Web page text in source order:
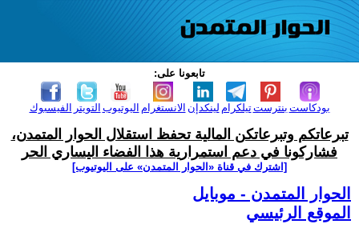
تابعونا على:
الفيسبوك التويتر اليوتيوب الانستغرام لينكدإن تيلكرامبنترست بودكاست
تبرعاتكم وتبرعاتكن المالية تحفظ استقلال الحوار المتمدن،
فشاركونا في دعم استمرارية هذا الفضاء اليساري الحر
[اشترك في قناة ‫«الحوار المتمدن» على اليوتيوب]
الحوار المتمدن - موبايل
الموقع الرئيسي